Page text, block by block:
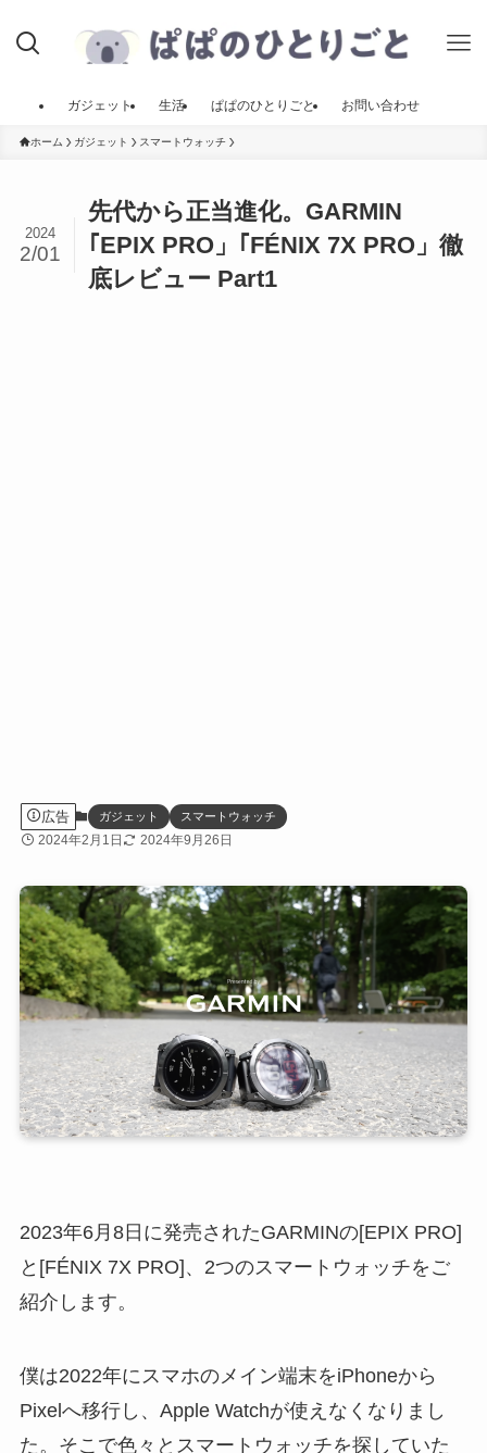
ガジェット 生活 ぱぱのひとりごと お問い合わせ
ホーム ガジェット スマートウォッチ
先代から正当進化。GARMIN
｢EPIX PRO」｢FÉNIX 7X PRO」徹
底レビュー Part1
2024
2/01
広告 ガジェット スマートウォッチ
2024年2月1日 2024年9月26日
2023年6月8日に発売されたGARMINの[EPIX PRO]
と[FÉNIX 7X PRO]、2つのスマートウォッチをご
紹介します。
僕は2022年にスマホのメイン端末をiPhoneから
Pixelへ移行し、Apple Watchが使えなくなりまし
た。そこで色々とスマートウォッチを探していた